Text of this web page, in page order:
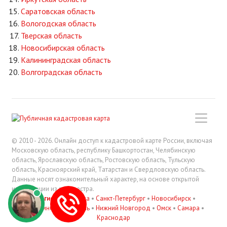
Саратовская область
Вологодская область
Тверская область
Новосибирская область
Калининградская область
Волгоградская область
© 2010 - 2026. Онлайн доступ к кадастровой карте России, включая
Московскую область, республику Башкортостан, Челябинскую
область, Ярославскую область, Ростовскую область, Тульскую
область, Красноярский край, Татарстан и Свердловскую область.
Данные носят ознакомительный характер, на основе открытой
информации из росреестра.
В регионах: Москва • Санкт-Петербург • Новосибирск •
Екатеринбург•Казань • Нижний Новгород • Омск • Самара •
Краснодар